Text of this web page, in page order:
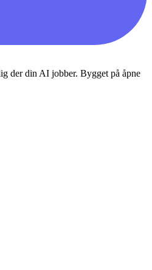
der din AI jobber. Bygget på åpne